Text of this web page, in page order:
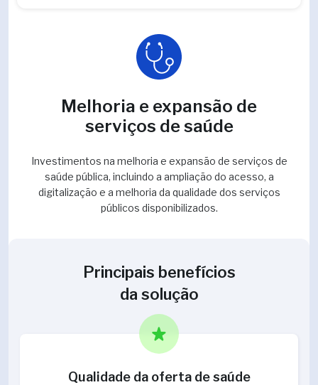
Melhoria e expansão de
serviços de saúde
Investimentos na melhoria e expansão de serviços de
saúde pública, incluindo a ampliação do acesso, a
digitalização e a melhoria da qualidade dos serviços
públicos disponibilizados.
Principais benefícios
da solução
Qualidade da oferta de saúde